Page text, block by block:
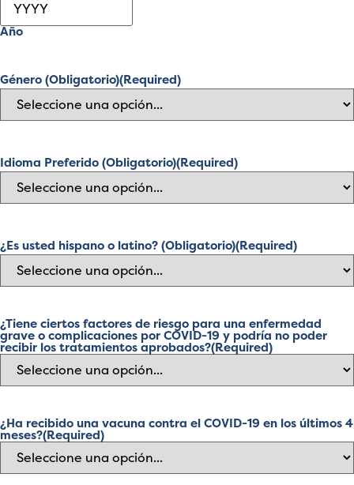
Año
Género (Obligatorio)(Required)
Idioma Preferido (Obligatorio)(Required)
¿Es usted hispano o latino? (Obligatorio)(Required)
¿Tiene ciertos factores de riesgo para una enfermedad
grave o complicaciones por COVID-19 y podría no poder
recibir los tratamientos aprobados?(Required)
¿Ha recibido una vacuna contra el COVID-19 en los últimos 4
meses?(Required)